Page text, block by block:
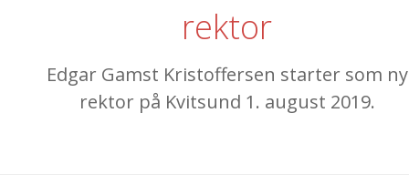
rektor
Edgar Gamst Kristoffersen starter som ny
rektor på Kvitsund 1. august 2019.